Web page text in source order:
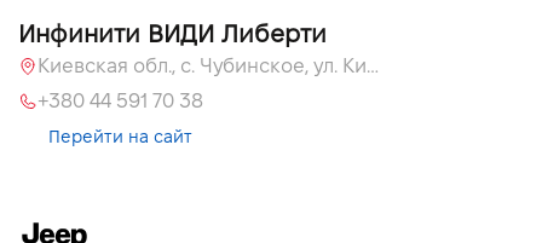
Инфинити ВИДИ Либерти
Киевская обл., c. Чубинское, ул. Киевская, 51
+380 44 591 70 38
Перейти на сайт